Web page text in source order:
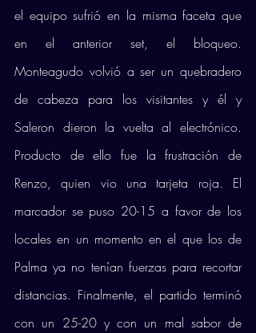
el equipo sufrió en la misma faceta que
en el anterior set, el bloqueo.
Monteagudo volvió a ser un quebradero
de cabeza para los visitantes y él y
Saleron dieron la vuelta al electrónico.
Producto de ello fue la frustración de
Renzo, quien vio una tarjeta roja. El
marcador se puso 20-15 a favor de los
locales en un momento en el que los de
Palma ya no tenían fuerzas para recortar
distancias. Finalmente, el partido terminó
con un 25-20 y con un mal sabor de